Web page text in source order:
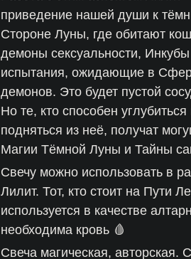
приведение нашей души к
Стороне Луны, где обитают
демоны сексуальности,
испытания, ожидающие в
демонов. Это будет пустой
Но те, кто способен
подняться из неё, получат
Магии Тёмной Луны и Тайны
Свечу можно использовать в
Лилит. Тот, кто стоит на Пути
используется в качестве
необходима кровь 🩸
Свеча магическая,